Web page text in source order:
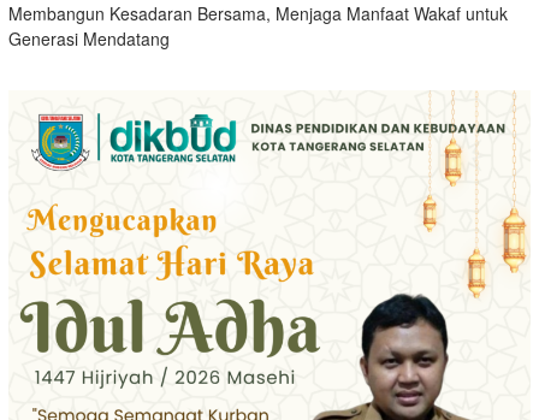
Membangun Kesadaran Bersama, Menjaga Manfaat Wakaf untuk
Generasi Mendatang